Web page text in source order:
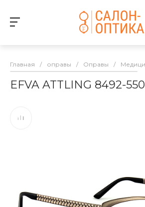
Главная / оправы / Оправы /
EFVA ATTLING 8492-